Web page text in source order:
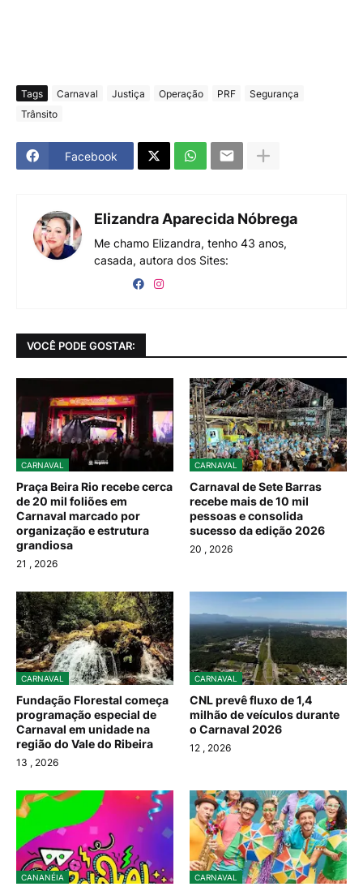
Tags Carnaval Justiça Operação PRF
Segurança
Trânsito
Facebook
Elizandra Aparecida Nóbrega
Me chamo Elizandra, tenho 43 anos,
casada, autora dos Sites:
VOCÊ PODE GOSTAR:
CARNAVAL
Praça Beira Rio recebe cerca
de 20 mil foliões em
Carnaval marcado por
organização e estrutura
grandiosa
21 , 2026
CARNAVAL
Carnaval de Sete Barras
recebe mais de 10 mil
pessoas e consolida
sucesso da edição 2026
20 , 2026
CARNAVAL
Fundação Florestal começa
programação especial de
Carnaval em unidade na
região do Vale do Ribeira
13 , 2026
CARNAVAL
CNL prevê fluxo de 1,4
milhão de veículos durante
o Carnaval 2026
12 , 2026
CANANÉIA CARNAVAL